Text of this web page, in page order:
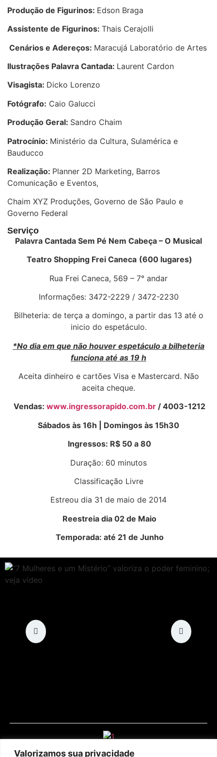
Valorizamos sua privacidade
Produção de Figurinos: Edson Braga
Assistente de Figurinos: Thais Cerajolli
Cenários e Adereços: Maracujá Laboratório de Artes
Ilustrações Palavra Cantada: Laurent Cardon
Visagista: Dicko Lorenzo
Fotógrafo: Caio Galucci
Produção Geral: Sandro Chaim
Patrocínio: Ministério da Cultura, Sulamérica e
Bauducco
Realização: Planner 2D Marketing, Barros
Comunicação e Eventos,
Chaim XYZ Produções, Governo de São Paulo e
Governo Federal
Serviço
Palavra Cantada Sem Pé Nem Cabeça – O Musical
Teatro Shopping Frei Caneca (600 lugares)
Rua Frei Caneca, 569 – 7° andar
Informações: 3472-2229 / 3472-2230
Bilheteria: de terça a domingo, a partir das 13 até o
inicio do espetáculo.
*No dia em que não houver espetáculo a bilheteria
funciona até as 19 h
Aceita dinheiro e cartões Visa e Mastercard. Não
aceita cheque.
Vendas: www.ingressorapido.com.br / 4003-1212
Sábados às 16h | Domingos às 15h30
Ingressos: R$ 50 a 80
Duração: 60 minutos
Classificação Livre
Estreou dia 31 de maio de 2014
Reestreia dia 02 de Maio
Temporada: até 21 de Junho